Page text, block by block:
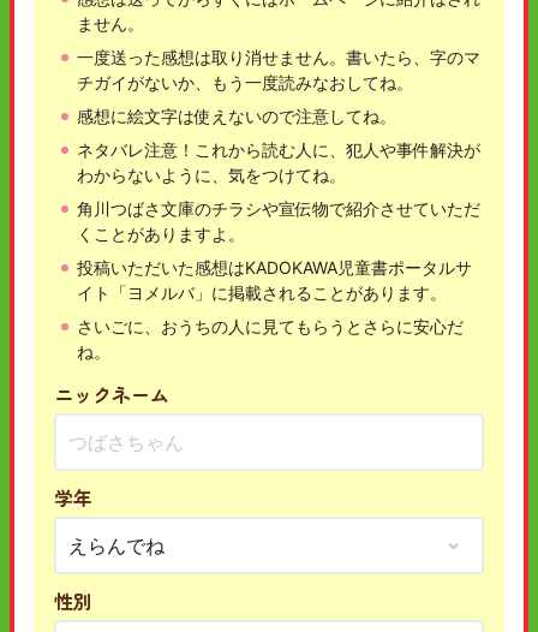
ません。
一度送った感想は取り消せません。書いたら、字のマ
チガイがないか、もう一度読みなおしてね。
感想に絵文字は使えないので注意してね。
ネタバレ注意！これから読む人に、犯人や事件解決が
わからないように、気をつけてね。
角川つばさ文庫のチラシや宣伝物で紹介させていただ
くことがありますよ。
投稿いただいた感想はKADOKAWA児童書ポータルサ
イト「ヨメルバ」に掲載されることがあります。
さいごに、おうちの人に見てもらうとさらに安心だ
ね。
ニックネーム
学年
性別